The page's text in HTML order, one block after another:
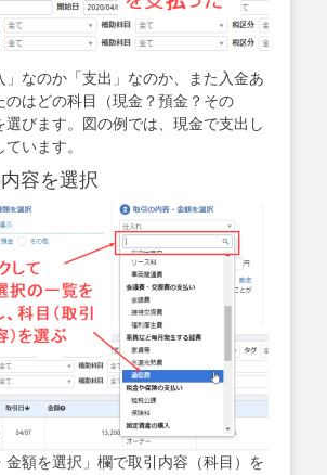
」なのか「支出」なのか、また入金あ
のはどの科目（現金？預金？その
選びます。図の例では、現金で支出し
います。
容を選択
金額を選択」欄で取引内容（科目）を